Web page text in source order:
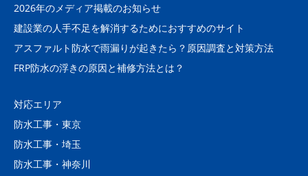
2026年のメディア掲載のお知らせ
建設業の人手不足を解消するためにおすすめのサイト
アスファルト防水で雨漏りが起きたら？原因調査と対策方法
FRP防水の浮きの原因と補修方法とは？
対応エリア
防水工事・東京
防水工事・埼玉
防水工事・神奈川